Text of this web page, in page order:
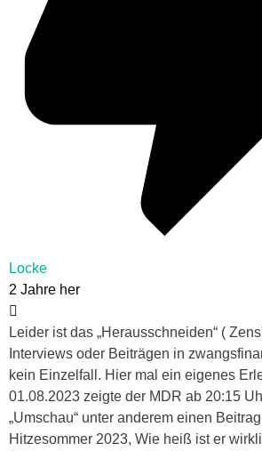
Locke
2 Jahre her
Leider ist das „Herausschneiden“ (
Interviews oder Beiträgen in
kein Einzelfall. Hier mal ein eigenes
01.08.2023 zeigte der MDR ab 20:15
„Umschau“ unter anderem einen
Hitzesommer 2023, Wie heiß ist er